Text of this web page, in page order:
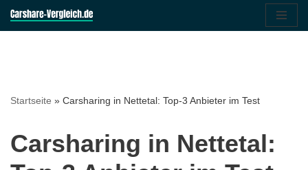
Startseite » Carsharing in Nettetal: Top-3 Anbieter im Test
Carsharing in Nettetal: